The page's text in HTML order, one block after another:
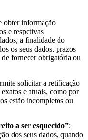
obter informação
e respetivas
a finalidade do
os seus dados, prazos
de fornecer obrigatória ou
solicitar a retificação
e atuais, como por
estão incompletos ou
a ser esquecido”:
dos seus dados, quando